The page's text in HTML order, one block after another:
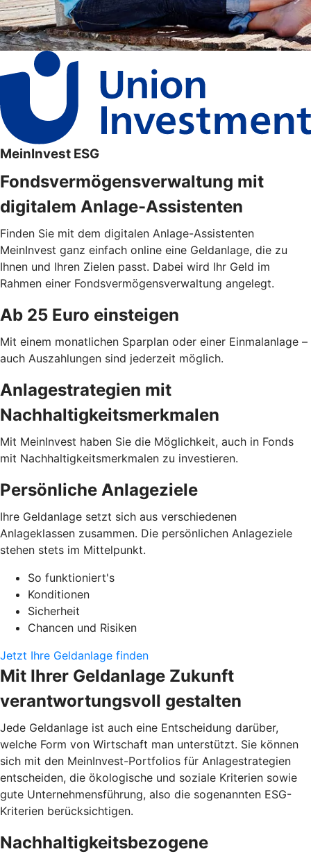
MeinInvest ESG
Fondsvermögensverwaltung mit
digitalem Anlage-Assistenten
Finden Sie mit dem digitalen Anlage-Assistenten
MeinInvest ganz einfach online eine Geldanlage, die zu
Ihnen und Ihren Zielen passt. Dabei wird Ihr Geld im
Rahmen einer Fondsvermögensverwaltung angelegt.
Ab 25 Euro einsteigen
Mit einem monatlichen Sparplan oder einer Einmalanlage –
auch Auszahlungen sind jederzeit möglich.
Anlagestrategien mit
Nachhaltigkeitsmerkmalen
Mit MeinInvest haben Sie die Möglichkeit, auch in Fonds
mit Nachhaltigkeitsmerkmalen zu investieren.
Persönliche Anlageziele
Ihre Geldanlage setzt sich aus verschiedenen
Anlageklassen zusammen. Die persönlichen Anlageziele
stehen stets im Mittelpunkt.
So funktioniert's
Konditionen
Sicherheit
Chancen und Risiken
Jetzt Ihre Geldanlage finden
Mit Ihrer Geldanlage Zukunft
verantwortungsvoll gestalten
Jede Geldanlage ist auch eine Entscheidung darüber,
welche Form von Wirtschaft man unterstützt. Sie können
sich mit den MeinInvest-Portfolios für Anlagestrategien
entscheiden, die ökologische und soziale Kriterien sowie
gute Unternehmensführung, also die sogenannten ESG-
Kriterien berücksichtigen.
Nachhaltigkeitsbezogene